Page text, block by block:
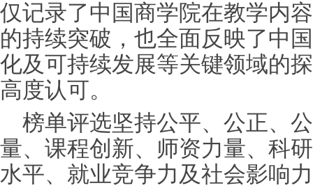
仅记录了中国商学院在教学内
的持续突破，也全面反映了中
化及可持续发展等关键领域的
高度认可。
榜单评选坚持公平、公正、
量、课程创新、师资力量、科
水平、就业竞争力及社会影响